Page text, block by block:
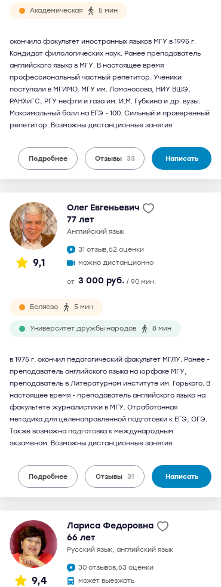
Академическая 5 мин
окончила факультет иностранных языков МГУ в 1995 г.
Кандидат филологических наук. Ранее преподаватель
английского языка в МГУ. В настоящее время
профессиональный частный репетитор. Ученики
поступали в МГИМО, МГУ им. Ломоносова, НИУ ВШЭ,
РАНХиГС, РГУ нефти и газа им. И.М. Губкина и др. вузы.
Максимальный балл на ЕГЭ - 100. Сильный и проверенный
репетитор. Возможны дистанционные занятия
Подробнее Отзывы 33 Написать
9,1
Олег Евгеньевич
77 лет
английский язык
31 отзыв,62 оценки
можно дистанционно
от 3 000 руб. / 90 мин.
Беляево 5 мин
Университет дружбы народов 8 мин
в 1975 г. окончил педагогический факультет МГЛУ. Ранее -
преподаватель английского языка на юрфаке МГУ,
преподаватель в Литературном институте им. Горького. В
настоящее время - преподаватель английского языка на
факультете журналистики в МГУ. Отработанная
методика для целенаправленной подготовки к ЕГЭ, ОГЭ.
Также возможна подготовка к международным
экзаменам. Возможны дистанционные занятия
Подробнее Отзывы 31 Написать
9,4
Лариса Федоровна
66 лет
русский язык, английский язык
30 отзывов,63 оценки
может выезжать